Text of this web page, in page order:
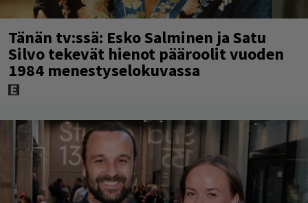
Tänän tv:ssä: Esko Salminen ja Satu
Silvo tekevät hienot pääroolit vuoden
1984 menestyselokuvassa